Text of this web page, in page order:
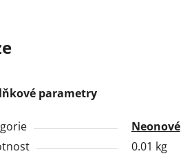
parametry
Neonové
0.01 kg